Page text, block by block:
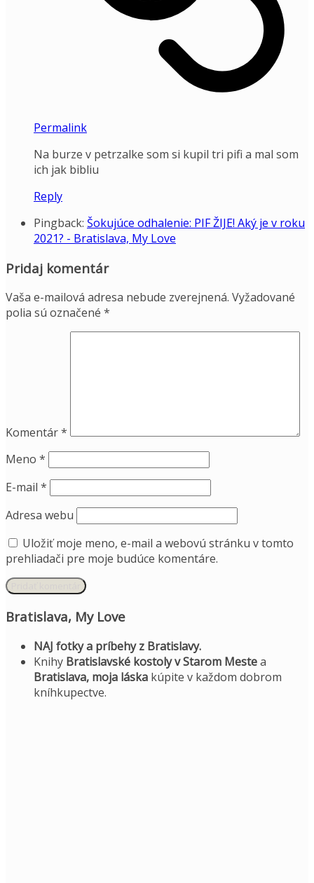
Permalink
Na burze v petrzalke som si kupil tri pifi a mal som
ich jak bibliu
Reply
Pingback: Šokujúce odhalenie: PIF ŽIJE! Aký je v roku
2021? - Bratislava, My Love
Pridaj komentár
Vaša e-mailová adresa nebude zverejnená. Vyžadované
polia sú označené *
Komentár*
Meno *
E-mail *
Adresa webu
Uložiť moje meno, e-mail a webovú stránku v tomto
prehliadači pre moje budúce komentáre.
Bratislava, My Love
NAJ fotky a príbehy z Bratislavy.
Knihy Bratislavské kostoly v Starom Mestea
Bratislava, moja láska kúpite v každom dobrom
kníhkupectve.